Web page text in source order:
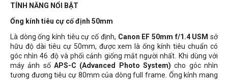
TÍNH NĂNG NỔI BẬT
Ống kính tiêu cự cố định 50mm
Là dòng ống kính tiêu cự cố định, Canon EF 50mm f/1.4 USM sở
hữu độ dài tiêu cự 50mm, được xem là ống kính tiêu chuẩn có
góc nhìn 46 độ và phối cảnh giống mắt người nhất. Khi dùng với
máy ảnh số APS-C (Advanced Photo System) cho góc nhìn
tương đương tiêu cự 80mm của dòng full frame. Ống kính mang